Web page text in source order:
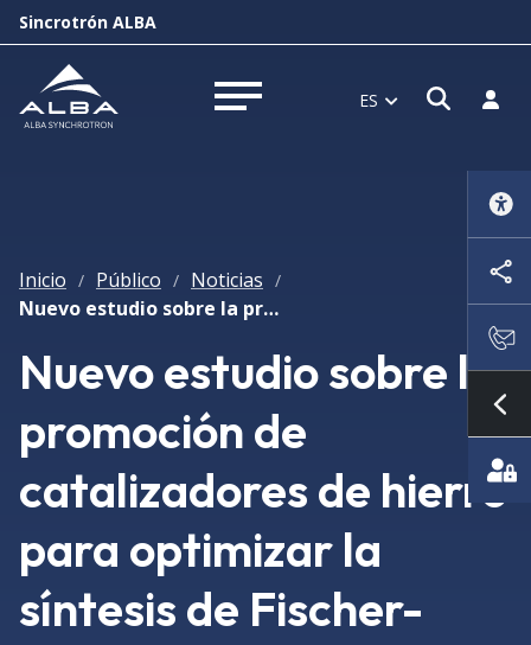
Sincrotrón ALBA
Abrir menú ES Abrir
Inicio / Público / Noticias /
Nuevo estudio sobre la promoción de catalizadores de hierro para optimizar la síntesis de Fischer-Tropsch
Nuevo estudio sobre la
promoción de
catalizadores de hierro
para optimizar la
síntesis de Fischer-